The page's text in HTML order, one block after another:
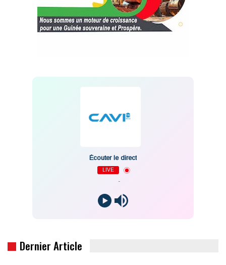
Écouter le direct
LIVE
Dernier Article